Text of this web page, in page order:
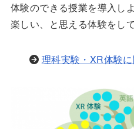
体験のできる授業を導入し
楽しい、と思える体験をし
理科実験・XR体験